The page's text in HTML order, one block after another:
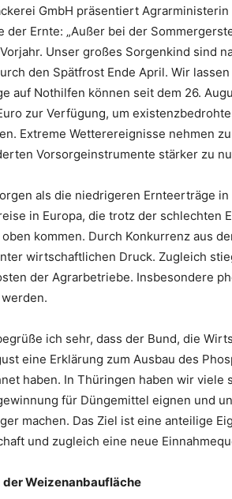
GmbH präsentiert
der Ernte: „Außer bei der
Unser großes Sorgenkind sind
den Spätfrost Ende April. Wir
auf Nothilfen können seit dem 26.
zur Verfügung, um
Extreme Wetterereignisse nehmen
Vorsorgeinstrumente stärker zu
als die niedrigeren Ernteerträge
in Europa, die trotz der schlechten
kommen. Durch Konkurrenz aus
wirtschaftlichen Druck. Zugleich
der Agrarbetriebe. Insbesondere
ich sehr, dass der Bund, die
eine Erklärung zum Ausbau des
haben. In Thüringen haben wir viele
für Düngemittel eignen und
machen. Das Ziel ist eine anteilige
und zugleich eine neue
der Weizenanbaufläche